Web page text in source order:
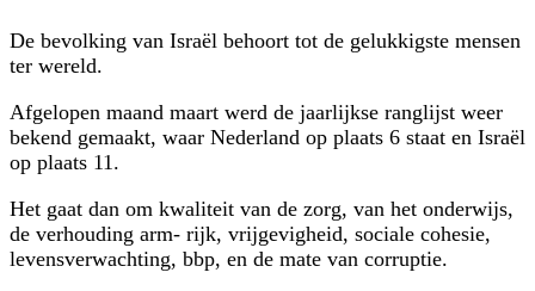
De bevolking van Israël behoort tot de gelukkigste mensen
ter wereld.
Afgelopen maand maart werd de jaarlijkse ranglijst weer
bekend gemaakt, waar Nederland op plaats 6 staat en Israël
op plaats 11.
Het gaat dan om kwaliteit van de zorg, van het onderwijs,
de verhouding arm- rijk, vrijgevigheid, sociale cohesie,
levensverwachting, bbp, en de mate van corruptie.